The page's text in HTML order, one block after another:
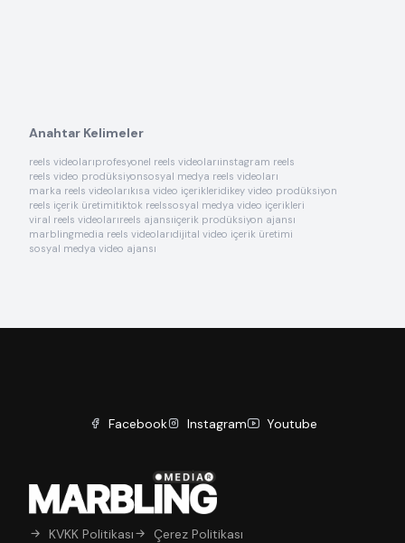
Anahtar Kelimeler
reels videolarıprofesyonel reels videolarıinstagram reels
reels video prodüksiyonsosyal medya reels videoları
marka reels videolarıkısa video içerikleridikey video prodüksiyon
reels içerik üretimitiktok reelssosyal medya video içerikleri
viral reels videolarıreels ajansıiçerik prodüksiyon ajansı
marblingmedia reels videolarıdijital video içerik üretimi
sosyal medya video ajansı
Facebook Instagram Youtube
KVKK Politikası
Çerez Politikası